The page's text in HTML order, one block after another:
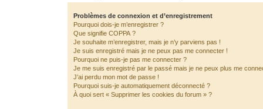
Problèmes de connexion et d’enregistrement
Pourquoi dois-je m’enregistrer ?
Que signifie COPPA ?
Je souhaite m’enregistrer, mais je n’y parviens pas !
Je suis enregistré mais je ne peux pas me connecter !
Pourquoi ne puis-je pas me connecter ?
Je me suis enregistré par le passé mais je ne peux plus me
J’ai perdu mon mot de passe !
Pourquoi suis-je automatiquement déconnecté ?
À quoi sert « Supprimer les cookies du forum » ?